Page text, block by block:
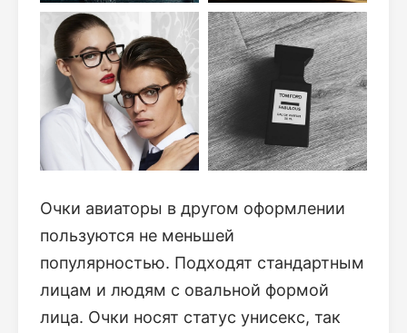
Очки авиаторы в другом оформлении
пользуются не меньшей
популярностью. Подходят стандартным
лицам и людям с овальной формой
лица. Очки носят статус унисекс, так